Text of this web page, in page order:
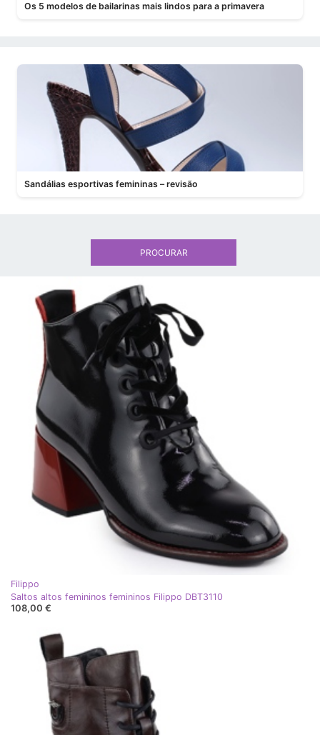
Os 5 modelos de bailarinas mais lindos para a primavera
Sandálias esportivas femininas – revisão
Filippo
Saltos altos femininos femininos Filippo DBT3110
108,00 €
PROCURAR